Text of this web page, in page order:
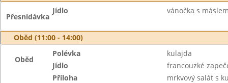
Přesnídávka
Jídlo vánočka s
Oběd (11:00 - 14:00)
Oběd
Polévka
kulajda
Jídlo
francouzké
Příloha
mrkvový salát s